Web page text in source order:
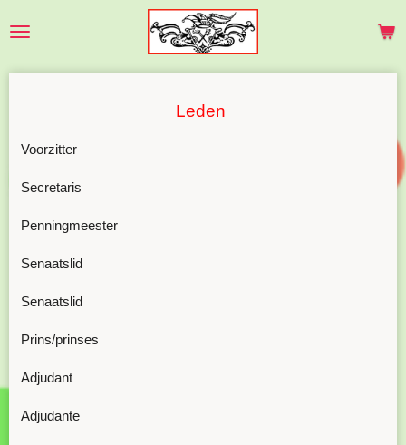
naar
Leden
Voorzitter
Secretaris
Penningmeester
Senaatslid
Senaatslid
Prins/prinses
Adjudant
Adjudante